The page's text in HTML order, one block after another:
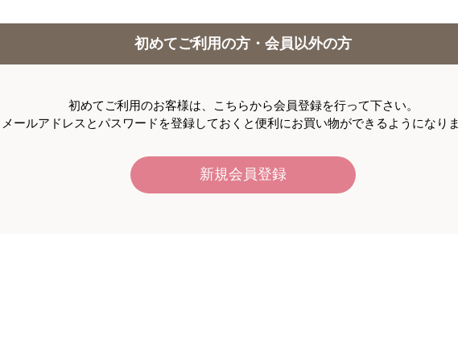
初めてご利用の方・会員以外の方
初めてご利用のお客様は、こちらから会員登録を行って下さい。
メールアドレスとパスワードを登録しておくと便利にお買い物ができるようになりま